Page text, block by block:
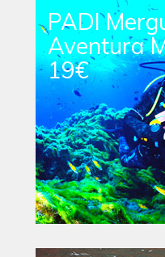
PADI
Aventura
19€